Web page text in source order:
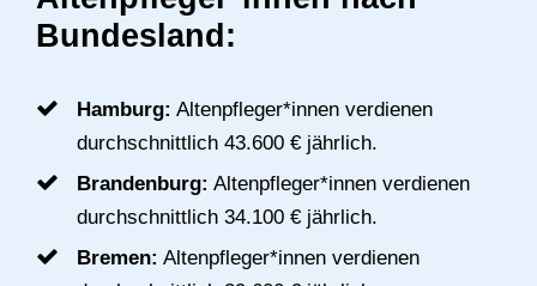
Bundesland:
Hamburg: Altenpfleger*innen verdienen
durchschnittlich 43.600 € jährlich.
Brandenburg: Altenpfleger*innen verdienen
durchschnittlich 34.100 € jährlich.
Bremen: Altenpfleger*innen verdienen